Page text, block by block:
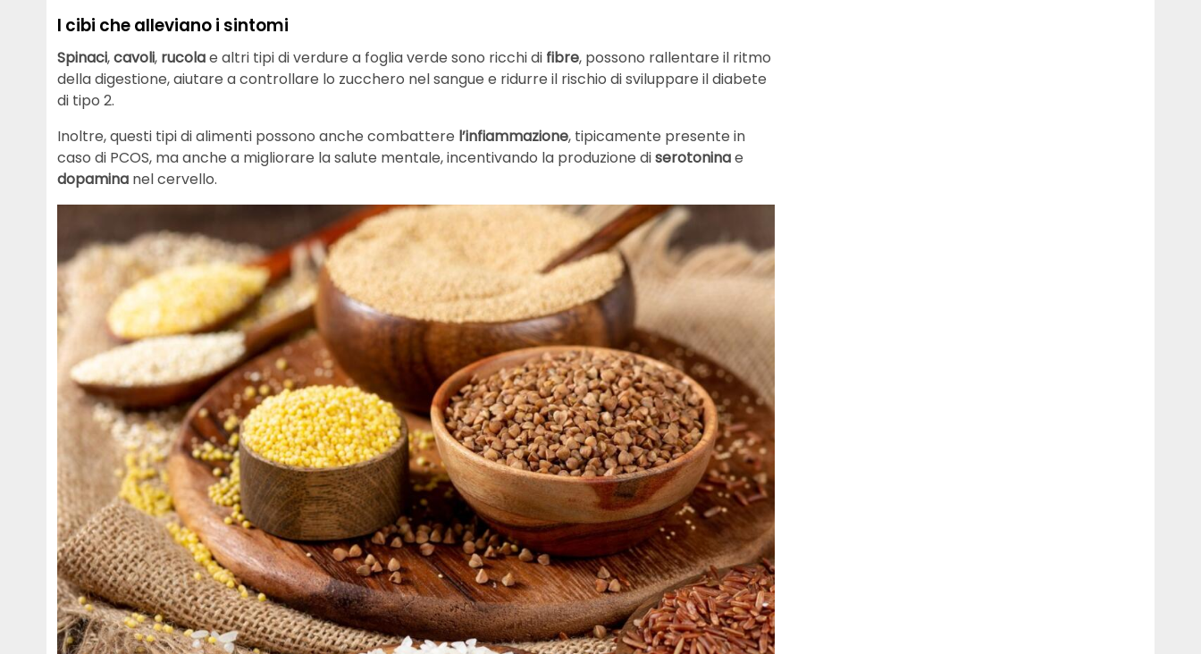
I cibi che alleviano i sintomi
Spinaci,cavoli, rucolae altri tipi di verdure a foglia verde sono ricchi di fibre, possono rallentare il ritmo
della digestione, aiutare a controllare lo zucchero nel sangue e ridurre il rischio di sviluppare il diabete
di tipo 2.
Inoltre, questi tipi di alimenti possono anche combattere l’infiammazione, tipicamente presente in
caso di PCOS, ma anche a migliorare la salute mentale, incentivando la produzione diserotoninae
dopamina nel cervello.